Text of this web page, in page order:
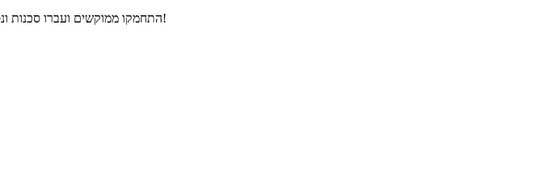
התחמקו ממוקשים ועברו סכנות ונסו להגיע כמה שיותר רחוק על המסלול תוך כדי התחמקות מהאיש עם התותח. אז קדימה קפיץ קפוץ להתחיל לקפוץ!